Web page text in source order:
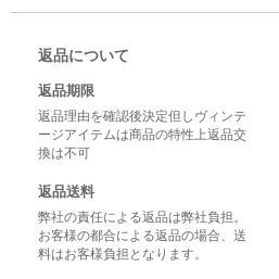
返品について
返品期限
返品理由を確認後決定但しヴィンテ
ージアイテムは商品の特性上返品交
換は不可
返品送料
弊社の責任による返品は弊社負担。
お客様の都合による返品の場合、送
料はお客様負担となります。